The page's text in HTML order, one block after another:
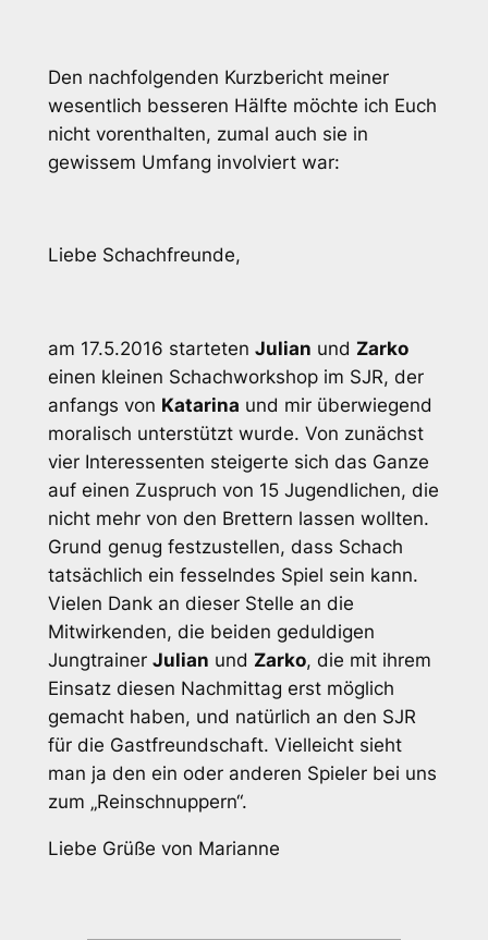
Den nachfolgenden Kurzbericht meiner
wesentlich besseren Hälfte möchte ich Euch
nicht vorenthalten, zumal auch sie in
gewissem Umfang involviert war:
Liebe Schachfreunde,
am 17.5.2016 starteten Julian und Zarko
einen kleinen Schachworkshop im SJR, der
anfangs von Katarina und mir überwiegend
moralisch unterstützt wurde. Von zunächst
vier Interessenten steigerte sich das Ganze
auf einen Zuspruch von 15 Jugendlichen, die
nicht mehr von den Brettern lassen wollten.
Grund genug festzustellen, dass Schach
tatsächlich ein fesselndes Spiel sein kann.
Vielen Dank an dieser Stelle an die
Mitwirkenden, die beiden geduldigen
Jungtrainer Julian und Zarko, die mit ihrem
Einsatz diesen Nachmittag erst möglich
gemacht haben, und natürlich an den SJR
für die Gastfreundschaft. Vielleicht sieht
man ja den ein oder anderen Spieler bei uns
zum „Reinschnuppern“.
Liebe Grüße von Marianne